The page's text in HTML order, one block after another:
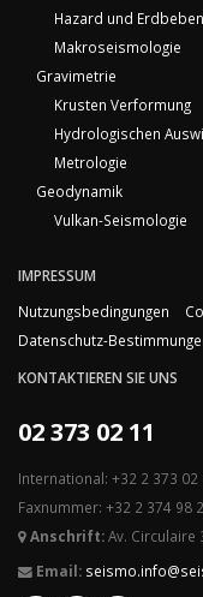
Hazard und
Makroseismologie
Gravimetrie
Krusten Verformung
Hydrologischen
Metrologie
Geodynamik
Vulkan-Seismologie
IMPRESSUM
Nutzungsbedingungen
Datenschutz-
KONTAKTIEREN SIE UNS
02 373 02 11
International: +32 2 373 02
Faxnummer: +32 2 374 98
Anschrift:Av. Circulaire
Email: